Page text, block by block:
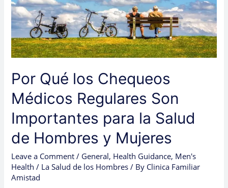
Por Qué los Chequeos
Médicos Regulares Son
Importantes para la Salud
de Hombres y Mujeres
Leave a Comment / General, Health Guidance, Men's
Health / La Salud de los Hombres / By Clinica Familiar
Amistad
Importantes
para
la
Salud
de
y
Mujeres